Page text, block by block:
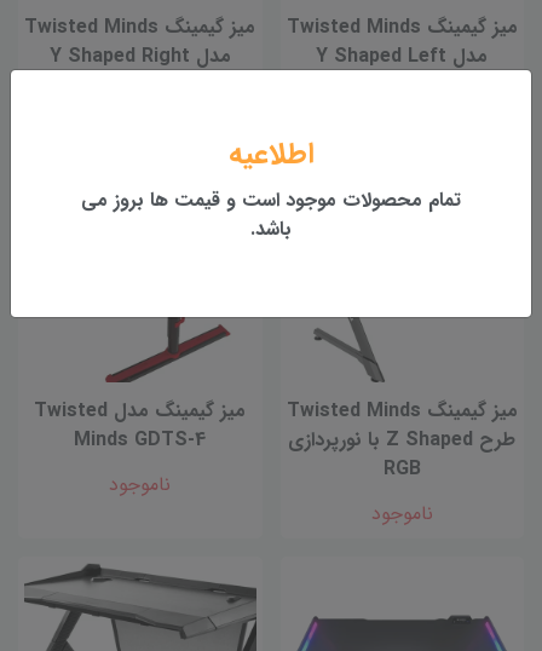
ميز گيمينگ Twisted Minds
مدل Y Shaped Left
ميز گيمينگ Twisted Minds
مدل Y Shaped Right
میز گیمینگ Twisted Minds
طرح Z Shaped با نورپردازی
RGB
ناموجود
میز گیمینگ مدل Twisted
Minds GDTS-4
ناموجود
اطلاعیه
تمام محصولات موجود است و قیمت ها بروز می
باشد.